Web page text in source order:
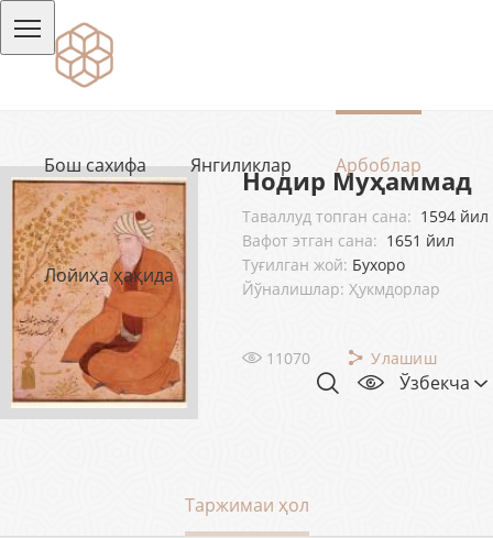
Бош сахифа Янгиликлар Арбоблар
Лойиҳа ҳақида
Ўзбекча
Нодир Муҳаммад
Таваллуд топган сана: 1594 йил
Вафот этган сана: 1651 йил
Туғилган жой: Бухоро
Йўналишлар: Ҳукмдорлар
11070 Улашиш
Таржимаи ҳол